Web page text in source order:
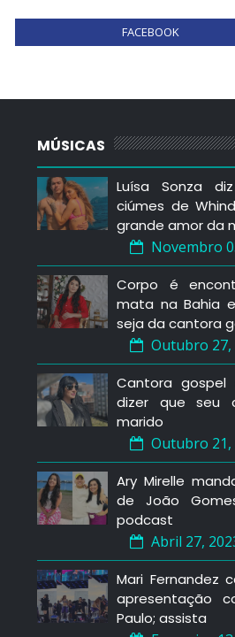
FACEBOOK
MÚSICAS
Luísa Sonza
ciúmes de
grande amor da
Novembro
Corpo é
mata na Bahia
seja da cantora
Outubro 27,
Cantora gospel
dizer que seu
marido
Outubro 21,
Ary Mirelle
de João
podcast
Abril 27,
Mari Fernandez
apresentação
Paulo; assista